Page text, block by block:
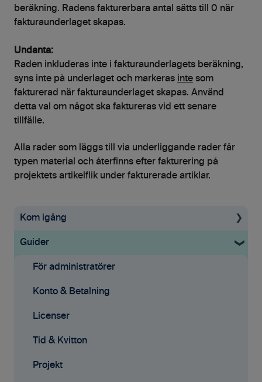
beräkning. Radens fakturerbara antal sätts till 0 när
fakturaunderlaget skapas.
Undanta:
Raden inkluderas inte i fakturaunderlagets beräkning,
syns inte på underlaget och markeras inte som
fakturerad när fakturaunderlaget skapas. Använd
detta val om något ska faktureras vid ett senare
tillfälle.
Alla rader som läggs till via underliggande rader får
typen material och återfinns efter fakturering på
projektets artikelflik under fakturerade artiklar.
Kom igång
Uppstartsguide
Grundinställningar
Ekonomisystem
Tid & Kvitton
Projekt
Fakturering (ny)
Guider
För administratörer
Konto & Betalning
Licenser
Tid & Kvitton
Projekt